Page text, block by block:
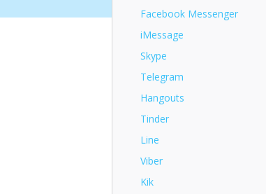
Facebook Messenger
iMessage
Skype
Telegram
Hangouts
Tinder
Line
Viber
Kik